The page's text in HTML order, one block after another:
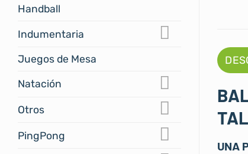
Handball
Indumentaria
Juegos de Mesa
Natación
Otros
PingPong
UNA